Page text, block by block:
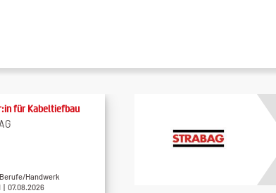
für Kabeltiefbau
Handwerk
07.08.2026